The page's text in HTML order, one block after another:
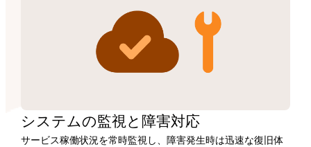
システムの監視と障害対応
サービス稼働状況を常時監視し、障害発生時は迅速な復旧体